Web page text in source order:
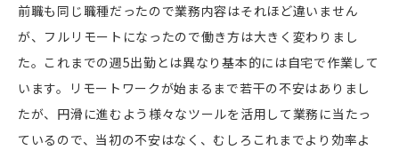
前職も同じ職種だったので業務内容はそれほど違いません
が、フルリモートになったので働き方は大きく変わりまし
た。これまでの週5出勤とは異なり基本的には自宅で作業して
います。リモートワークが始まるまで若干の不安はありまし
たが、円滑に進むよう様々なツールを活用して業務に当たっ
ているので、当初の不安はなく、むしろこれまでより効率よ